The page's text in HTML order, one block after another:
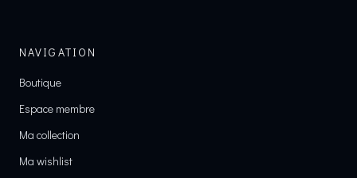
NAVIGATION
Boutique
Espace membre
Ma collection
Ma wishlist